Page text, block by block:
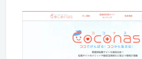
い、ともに適切な答えを導き出す。 私たちキュービックは、イン
戦し、ヒトと社会の可能性をひらいてい